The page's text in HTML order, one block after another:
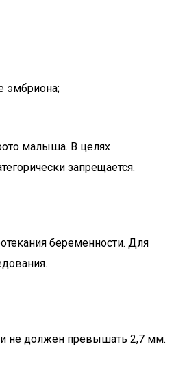
эмбриона;
малыша. В целях
запрещается.
беременности. Для
не должен превышать 2,7 мм.